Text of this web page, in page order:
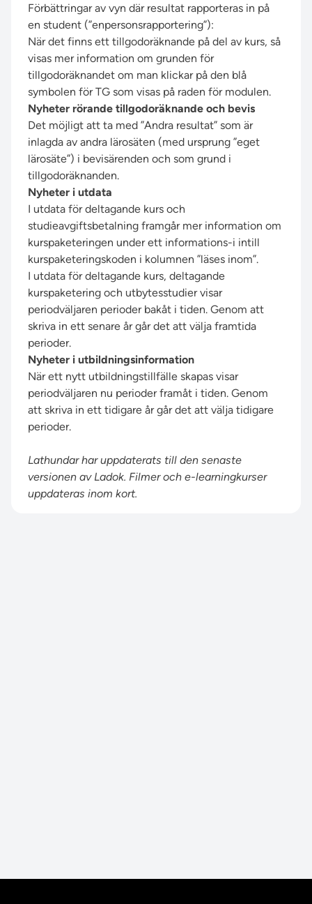
Förbättringar av vyn där resultat rapporteras in på
en student (”enpersonsrapportering”):
När det finns ett tillgodoräknande på del av kurs, så
visas mer information om grunden för
tillgodoräknandet om man klickar på den blå
symbolen för TG som visas på raden för modulen.
Nyheter rörande tillgodoräknande och bevis
Det möjligt att ta med ”Andra resultat” som är
inlagda av andra lärosäten (med ursprung ”eget
lärosäte”) i bevisärenden och som grund i
tillgodoräknanden.
Nyheter i utdata
I utdata för deltagande kurs och
studieavgiftsbetalning framgår mer information om
kurspaketeringen under ett informations-i intill
kurspaketeringskoden i kolumnen ”läses inom”.
I utdata för deltagande kurs, deltagande
kurspaketering och utbytesstudier visar
periodväljaren perioder bakåt i tiden. Genom att
skriva in ett senare år går det att välja framtida
perioder.
Nyheter i utbildningsinformation
När ett nytt utbildningstillfälle skapas visar
periodväljaren nu perioder framåt i tiden. Genom
att skriva in ett tidigare år går det att välja tidigare
perioder.
Lathundar har uppdaterats till den senaste
versionen av Ladok. Filmer och e-learningkurser
uppdateras inom kort.